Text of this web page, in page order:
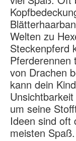
Welten zu
Steckenpferd
Pferderennen
von Drachen
kann dein
um seine
Ideen sind oft
meisten Spaß.